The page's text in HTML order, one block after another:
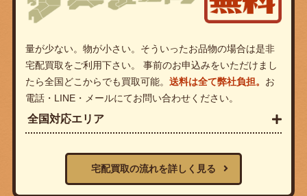
量が少ない。物が小さい。そういったお品物の場合は是非
宅配買取をご利用下さい。 事前のお申込みをいただけまし
たら全国どこからでも買取可能。 送料は全て弊社負担。 お
電話・LINE・メールにてお問い合わせください。
全国対応エリア
宅配買取の流れを詳しく見る